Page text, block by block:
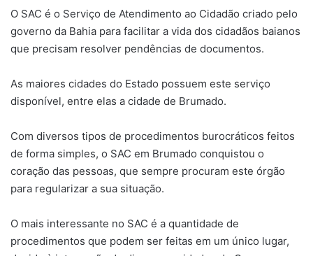
O SAC é o Serviço de Atendimento ao Cidadão criado pelo
governo da Bahia para facilitar a vida dos cidadãos baianos
que precisam resolver pendências de documentos.
As maiores cidades do Estado possuem este serviço
disponível, entre elas a cidade de Brumado.
Com diversos tipos de procedimentos burocráticos feitos
de forma simples, o SAC em Brumado conquistou o
coração das pessoas, que sempre procuram este órgão
para regularizar a sua situação.
O mais interessante no SAC é a quantidade de
procedimentos que podem ser feitas em um único lugar,